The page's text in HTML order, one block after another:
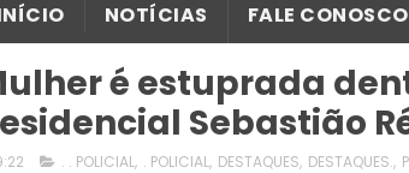
NOTÍCIAS FALE CONOSCO
é estuprada
Sebastião
. . POLICIAL, . POLICIAL, DESTAQUES, DESTAQUES.,